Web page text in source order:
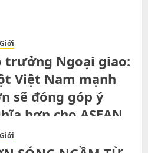
trưởng Ngoại giao:
Việt Nam mạnh
sẽ đóng góp ý
hơn cho ASEAN
1ST AUGUST, 2026